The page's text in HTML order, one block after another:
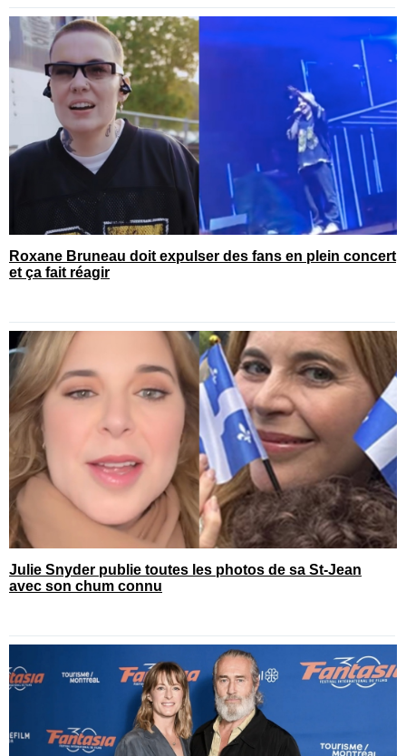
Roxane Bruneau doit expulser des fans en plein concert
et ça fait réagir
Julie Snyder publie toutes les photos de sa St-Jean
avec son chum connu